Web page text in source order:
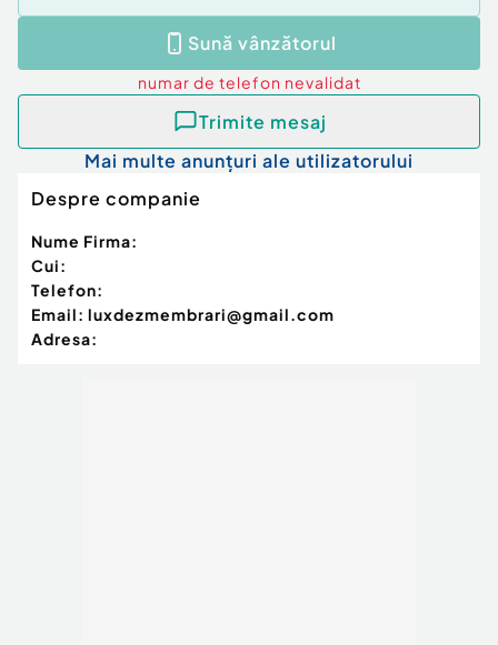
Sună vânzătorul
numar de telefon nevalidat
Trimite mesaj
Mai multe anunțuri ale utilizatorului
Despre companie
Nume Firma:
Cui:
Telefon:
Email: luxdezmembrari@gmail.com
Adresa: